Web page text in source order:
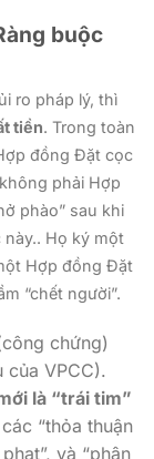
buộc
ro pháp lý, thì
tiền. Trong toàn
đồng Đặt cọc
phải Hợp
phào” sau khi
này.. Họ ký một
Hợp đồng Đặt
“chết người”.
chứng)
của VPCC).
là “trái tim”
“thỏa thuận
và “phân